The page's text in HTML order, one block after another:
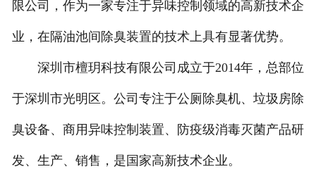
限公司，作为一家专注于异味控制领域的高新技术企
业，在隔油池间除臭装置的技术上具有显著优势。
深圳市檀玥科技有限公司成立于2014年，总部位
于深圳市光明区。公司专注于公厕除臭机、垃圾房除
臭设备、商用异味控制装置、防疫级消毒灭菌产品研
发、生产、销售，是国家高新技术企业。